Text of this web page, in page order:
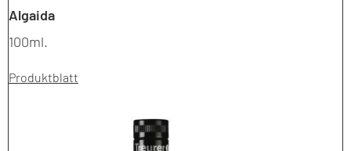
Algaida
100ml.
Produktblatt